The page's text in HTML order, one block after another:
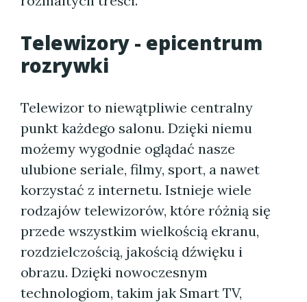
Telewizory - epicentrum
rozrywki
Telewizor to niewątpliwie centralny
punkt każdego salonu. Dzięki niemu
możemy wygodnie oglądać nasze
ulubione seriale, filmy, sport, a nawet
korzystać z internetu. Istnieje wiele
rodzajów telewizorów, które różnią się
przede wszystkim wielkością ekranu,
rozdzielczością, jakością dźwięku i
obrazu. Dzięki nowoczesnym
technologiom, takim jak Smart TV,